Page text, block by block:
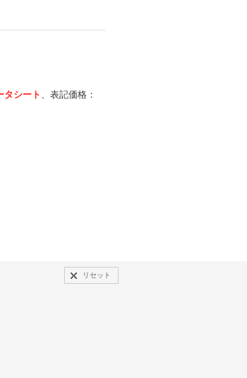
タシート、表記価格：
リセット